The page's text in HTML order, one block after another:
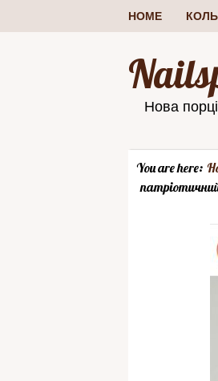
HOME
Нова
You are here: